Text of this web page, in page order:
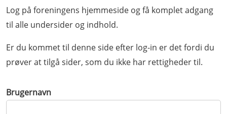
Log på foreningens hjemmeside og få komplet adgang
til alle undersider og indhold.
Er du kommet til denne side efter log-in er det fordi du
prøver at tilgå sider, som du ikke har rettigheder til.
Brugernavn